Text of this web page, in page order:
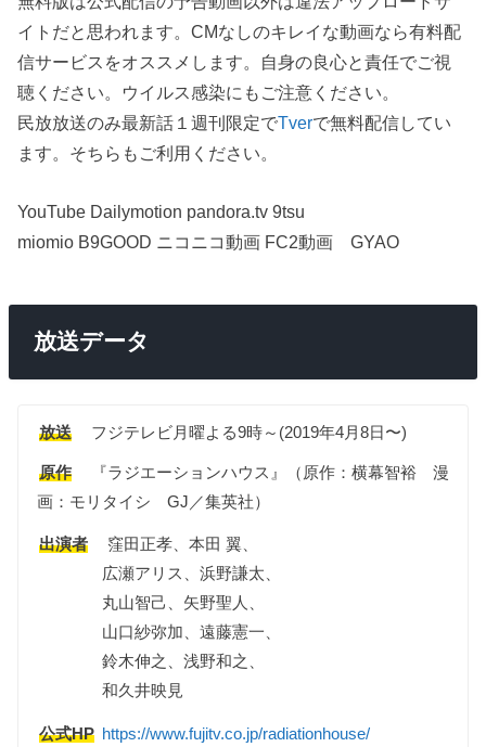
イトだと思われます。CMなしのキレイな動画なら有料配
信サービスをオススメします。自身の良心と責任でご視
聴ください。ウイルス感染にもご注意ください。
民放放送のみ最新話１週刊限定でTverで無料配信してい
ます。そちらもご利用ください。
YouTube Dailymotion pandora.tv 9tsu
miomio B9GOOD ニコニコ動画 FC2動画 GYAO
放送データ
放送 フジテレビ月曜よる9時～(2019年4月8日〜)
原作
『ラジエーションハウス』（原作：横幕智裕 漫
画：モリタイシ GJ／集英社）
出演者
窪田正孝、本田 翼、
広瀬アリス、浜野謙太、
丸山智己、矢野聖人、
山口紗弥加、遠藤憲一、
鈴木伸之、浅野和之、
和久井映見
公式HP https://www.fujitv.co.jp/radiationhouse/